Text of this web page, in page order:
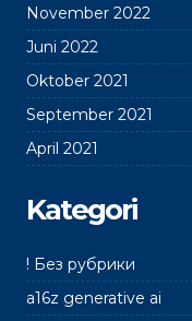
November 2022
Juni 2022
Oktober 2021
September 2021
April 2021
Kategori
! Без рубрики
a16z generative ai